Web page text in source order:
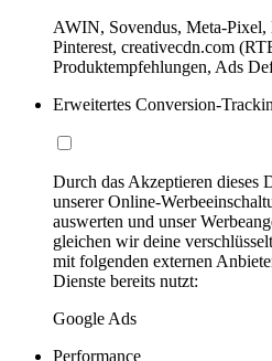
AWIN, Sovendus, Meta-
Pinterest, creativecdn.com
Produktempfehlungen, Ads
Erweitertes Conversion-
Durch das Akzeptieren dieses
unserer Online-
auswerten und unser
gleichen wir deine
mit folgenden externen
Dienste bereits nutzt:
Google Ads
Performance